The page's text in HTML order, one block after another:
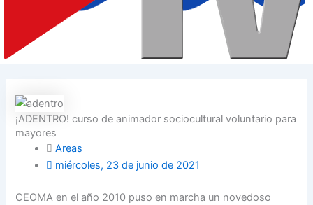
¡ADENTRO! curso de animador sociocultural voluntario para
mayores
Areas
miércoles, 23 de junio de 2021
CEOMA en el año 2010 puso en marcha un novedoso